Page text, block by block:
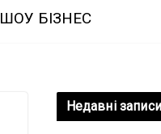
ШОУ БІЗНЕС
Недавні записи